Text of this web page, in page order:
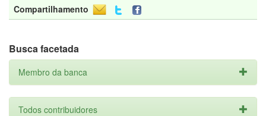
Compartilhamento
Busca facetada
Membro da banca
Todos contribuidores